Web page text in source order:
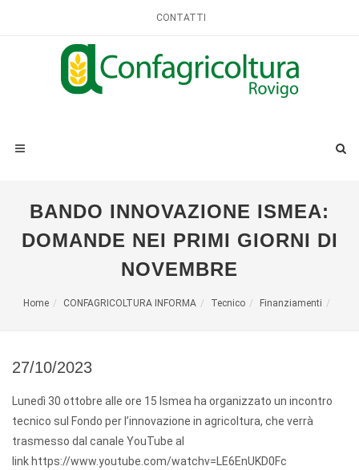
CONTATTI
BANDO INNOVAZIONE ISMEA:
DOMANDE NEI PRIMI GIORNI DI
NOVEMBRE
Home CONFAGRICOLTURA INFORMA Tecnico Finanziamenti
27/10/2023
Lunedì 30 ottobre alle ore 15 Ismea ha organizzato un incontro
tecnico sul Fondo per l’innovazione in agricoltura, che verrà
trasmesso dal canale YouTube al
link https://www.youtube.com/watchv=LE6EnUKD0Fc